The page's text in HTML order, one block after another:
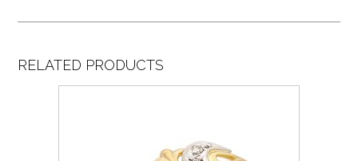
RELATED PRODUCTS